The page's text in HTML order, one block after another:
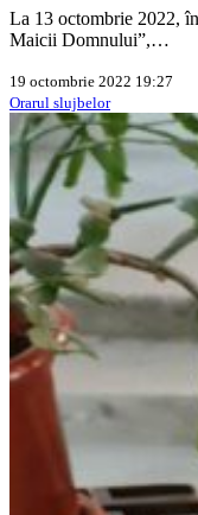
La 13 octombrie 2022,
Maicii Domnului”,…
19 octombrie 2022 19:27
Orarul slujbelor